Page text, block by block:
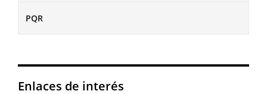
PQR
Enlaces de interés